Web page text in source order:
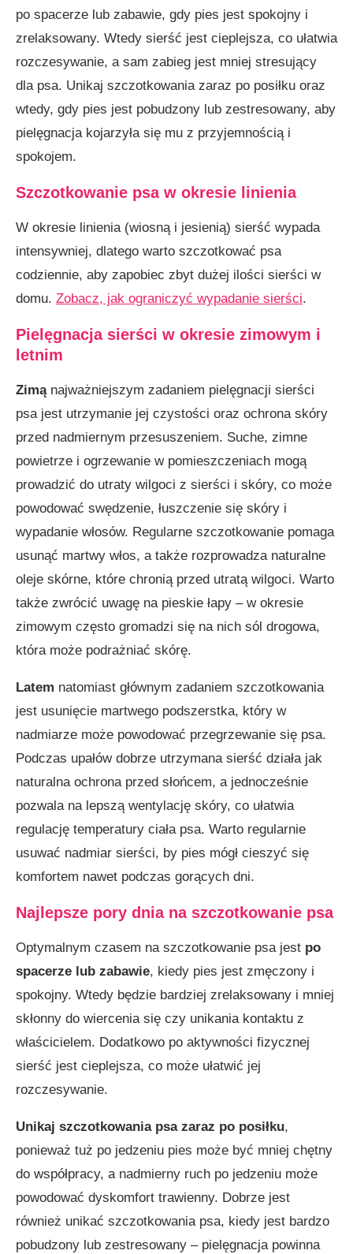
po spacerze lub zabawie, gdy pies jest spokojny i
zrelaksowany. Wtedy sierść jest cieplejsza, co ułatwia
rozczesywanie, a sam zabieg jest mniej stresujący
dla psa. Unikaj szczotkowania zaraz po posiłku oraz
wtedy, gdy pies jest pobudzony lub zestresowany, aby
pielęgnacja kojarzyła się mu z przyjemnością i
spokojem.
Szczotkowanie psa w okresie linienia
W okresie linienia (wiosną i jesienią) sierść wypada
intensywniej, dlatego warto szczotkować psa
codziennie, aby zapobiec zbyt dużej ilości sierści w
domu. Zobacz, jak ograniczyć wypadanie sierści.
Pielęgnacja sierści w okresie zimowym i
letnim
Zimąnajważniejszym zadaniem pielęgnacji sierści
psa jest utrzymanie jej czystości oraz ochrona skóry
przed nadmiernym przesuszeniem. Suche, zimne
powietrze i ogrzewanie w pomieszczeniach mogą
prowadzić do utraty wilgoci z sierści i skóry, co może
powodować swędzenie, łuszczenie się skóry i
wypadanie włosów. Regularne szczotkowanie pomaga
usunąć martwy włos, a także rozprowadza naturalne
oleje skórne, które chronią przed utratą wilgoci. Warto
także zwrócić uwagę na pieskie łapy – w okresie
zimowym często gromadzi się na nich sól drogowa,
która może podrażniać skórę.
Latem natomiast głównym zadaniem szczotkowania
jest usunięcie martwego podszerstka, który w
nadmiarze może powodować przegrzewanie się psa.
Podczas upałów dobrze utrzymana sierść działa jak
naturalna ochrona przed słońcem, a jednocześnie
pozwala na lepszą wentylację skóry, co ułatwia
regulację temperatury ciała psa. Warto regularnie
usuwać nadmiar sierści, by pies mógł cieszyć się
komfortem nawet podczas gorących dni.
Najlepsze pory dnia na szczotkowanie psa
Optymalnym czasem na szczotkowanie psa jest po
spacerze lub zabawie, kiedy pies jest zmęczony i
spokojny. Wtedy będzie bardziej zrelaksowany i mniej
skłonny do wiercenia się czy unikania kontaktu z
właścicielem. Dodatkowo po aktywności fizycznej
sierść jest cieplejsza, co może ułatwić jej
rozczesywanie.
Unikaj szczotkowania psa zaraz po posiłku,
ponieważ tuż po jedzeniu pies może być mniej chętny
do współpracy, a nadmierny ruch po jedzeniu może
powodować dyskomfort trawienny. Dobrze jest
również unikać szczotkowania psa, kiedy jest bardzo
pobudzony lub zestresowany – pielęgnacja powinna